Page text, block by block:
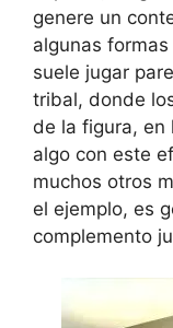
genere un
algunas
suele jugar
tribal, donde
de la figura, en
algo con este
muchos otros
el ejemplo, es
complemento